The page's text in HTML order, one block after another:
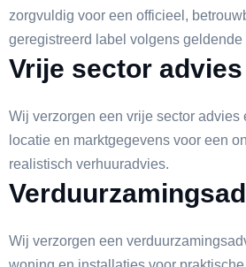
zorgvuldig voor een officieel,
geregistreerd label volgens geldende
Vrije sector advies
Wij verzorgen een vrije sector advies
locatie en marktgegevens voor een
realistisch verhuuradvies.
Wij verzorgen een